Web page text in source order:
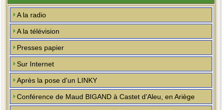
A la radio
A la télévision
Presses papier
Sur Internet
Après la pose d'un LINKY
Conférence de Maud BIGAND à Castet d'Aleu, en Ariège